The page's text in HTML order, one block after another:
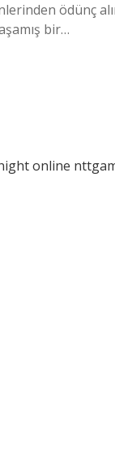
ödünç
bir…
online